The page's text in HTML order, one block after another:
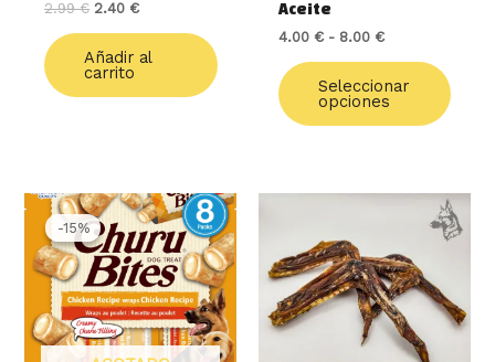
2.99€ 2.40 €
Añadir al
carrito
Aceite
4.00 € - 8.00 €
Seleccionar
opciones
-15%
-15%
El
precio
original
era:
6.50 €.
El
precio
actual
es:
5.50 €.